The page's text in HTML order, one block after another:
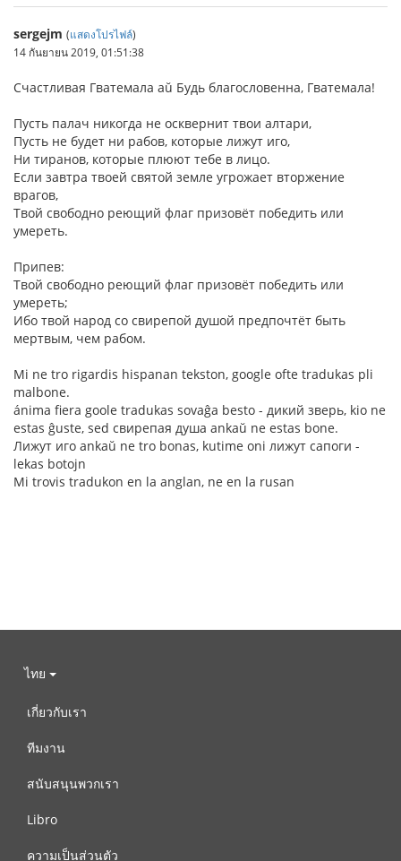
sergejm (แสดงโปรไฟล์)
14 กันยายน 2019, 01:51:38
Счастливая Гватемала aŭ Будь благословенна, Гватемала!
Пусть палач никогда не осквернит твои алтари,
Пусть не будет ни рабов, которые лижут иго,
Ни тиранов, которые плюют тебе в лицо.
Если завтра твоей святой земле угрожает вторжение
врагов,
Твой свободно реющий флаг призовёт победить или
умереть.
Припев:
Твой свободно реющий флаг призовёт победить или
умереть;
Ибо твой народ со свирепой душой предпочтёт быть
мертвым, чем рабом.
Mi ne tro rigardis hispanan tekston, google ofte tradukas pli
malbone.
ánima fiera goole tradukas sovaĝa besto - дикий зверь, kio ne
estas ĝuste, sed свирепая душа ankaŭ ne estas bone.
Лижут иго ankaŭ ne tro bonas, kutime oni лижут сапоги -
lekas botojn
Mi trovis tradukon en la anglan, ne en la rusan
ไทย
เกี่ยวกับเรา
ทีมงาน
สนับสนุนพวกเรา
Libro
ความเป็นส่วนตัว